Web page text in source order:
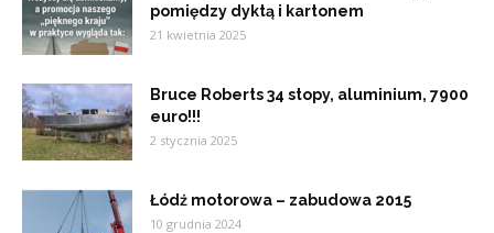
pomiędzy dyktą i kartonem
21 kwietnia 2025
Bruce Roberts 34 stopy, aluminium, 7900
euro!!!
2 stycznia 2025
Łódź motorowa – zabudowa 2015
10 grudnia 2024